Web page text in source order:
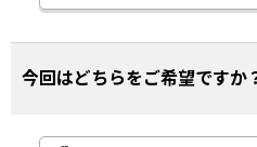
今回はどちらをご希望ですか